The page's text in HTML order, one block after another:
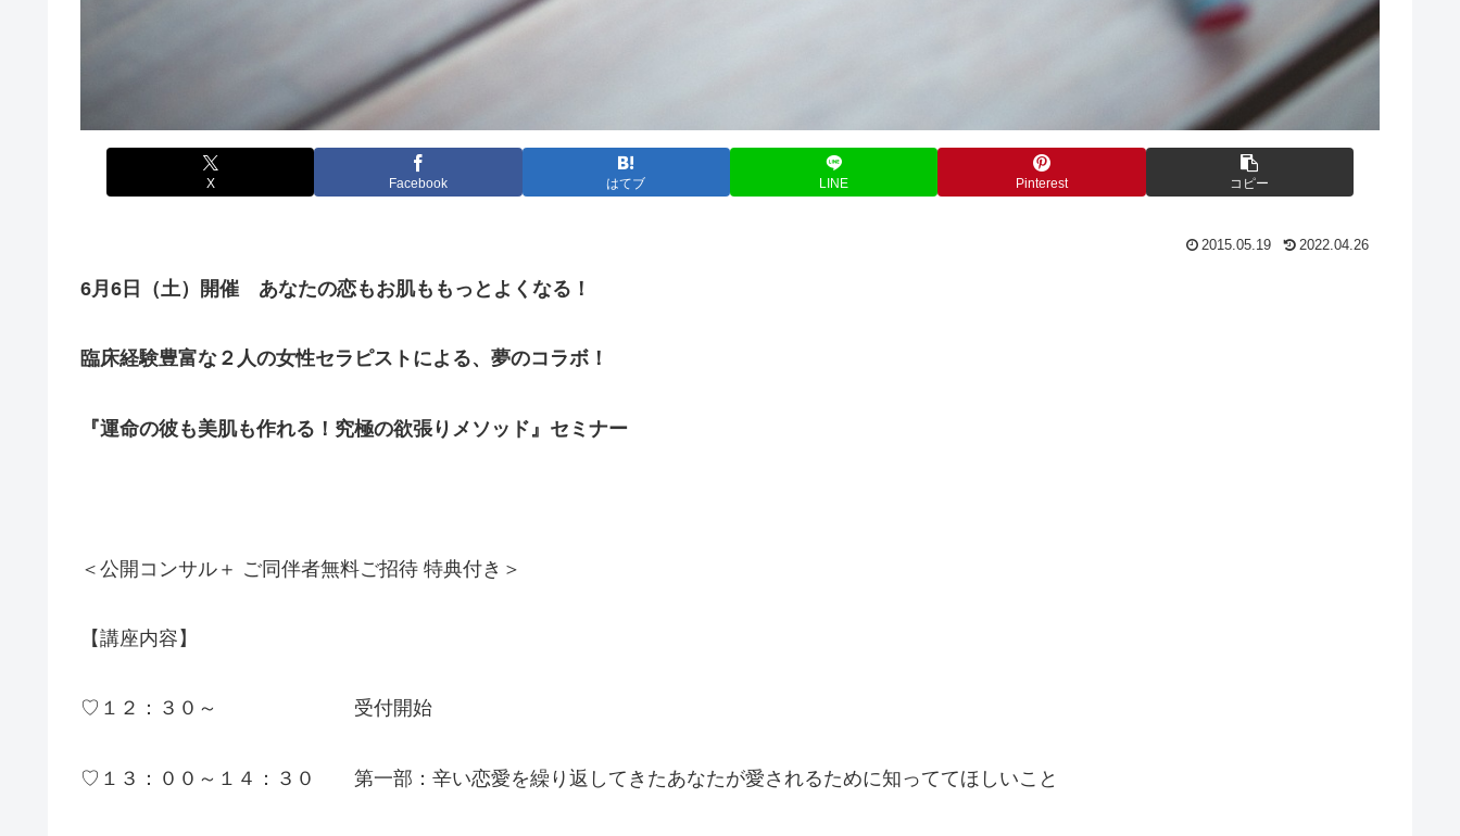
X Facebook はてブ LINE Pinterest コピー
2015.05.19 2022.04.26
6月6日（土）開催 あなたの恋もお肌ももっとよくなる！
臨床経験豊富な２人の女性セラピストによる、夢のコラボ！
『運命の彼も美肌も作れる！究極の欲張りメソッド』セミ ナー
＜公開コンサル＋ ご同伴者無料ご招待 特典付き＞
【講座内容】
♡１２：３０～ 受付開始
♡１３：００～１４：３０ 第一部：辛い恋愛を繰り返してきたあなたが愛されるために知っててほしいこと